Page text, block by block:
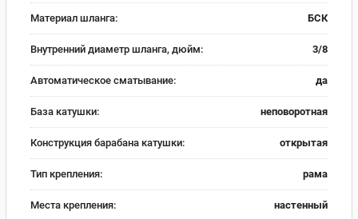
Материал шланга: БСК
Внутренний диаметр шланга, дюйм: 3/8
Автоматическое сматывание: да
База катушки: неповоротная
Конструкция барабана катушки: открытая
Тип крепления: рама
Места крепления: настенный